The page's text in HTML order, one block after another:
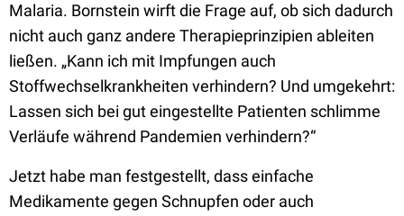
Malaria. Bornstein wirft die Frage auf, ob sich dadurch
nicht auch ganz andere Therapieprinzipien ableiten
ließen. „Kann ich mit Impfungen auch
Stoffwechselkrankheiten verhindern? Und umgekehrt:
Lassen sich bei gut eingestellte Patienten schlimme
Verläufe während Pandemien verhindern?“
Jetzt habe man festgestellt, dass einfache
Medikamente gegen Schnupfen oder auch